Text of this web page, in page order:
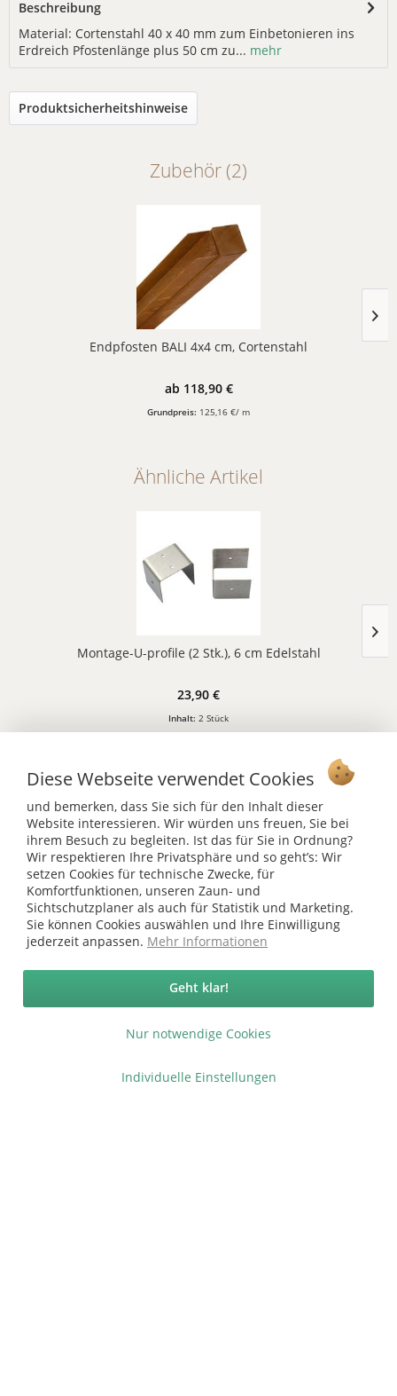
Beschreibung
Material: Cortenstahl 40 x 40 mm zum Einbetonieren ins
Erdreich Pfostenlänge plus 50 cm zu... mehr
Produktsicherheitshinweise
Zubehör (2)
Endpfosten BALI 4x4 cm, Cortenstahl
ab 118,90 €
Grundpreis: 125,16 €/ m
Ähnliche Artikel
Montage-U-profile (2 Stk.), 6 cm Edelstahl
23,90 €
Inhalt: 2 Stück
Vertrag widerrufen
Ab 75 € versandkostenfrei *
Service Hotline
Shop Service
Informationen
Versandkosten.
Diese Webseite verwendet Cookies
und bemerken, dass Sie sich für den Inhalt dieser
Website interessieren. Wir würden uns freuen, Sie bei
ihrem Besuch zu begleiten. Ist das für Sie in Ordnung?
Wir respektieren Ihre Privatsphäre und so geht’s: Wir
setzen Cookies für technische Zwecke, für
Komfortfunktionen, unseren Zaun- und
Sichtschutzplaner als auch für Statistik und Marketing.
Sie können Cookies auswählen und Ihre Einwilligung
jederzeit anpassen. Mehr Informationen
Nur notwendige Cookies
Geht klar!
Individuelle Einstellungen